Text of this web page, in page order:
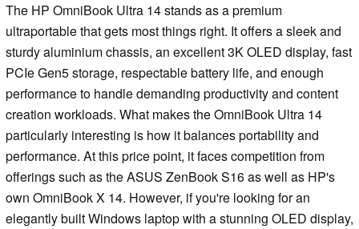
The HP OmniBook Ultra 14 stands as a premium
ultraportable that gets most things right. It offers a sleek and
sturdy aluminium chassis, an excellent 3K OLED display, fast
PCIe Gen5 storage, respectable battery life, and enough
performance to handle demanding productivity and content
creation workloads. What makes the OmniBook Ultra 14
particularly interesting is how it balances portability and
performance. At this price point, it faces competition from
offerings such as the ASUS ZenBook S16 as well as HP's
own OmniBook X 14. However, if you're looking for an
elegantly built Windows laptop with a stunning OLED display,